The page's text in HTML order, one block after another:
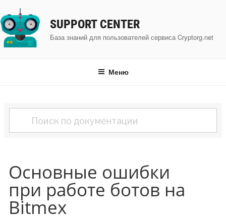
к
содержимому
SUPPORT CENTER
База знаний для пользователей сервиса Cryptorg.net
Меню
Основные ошибки
при работе ботов на
Bitmex